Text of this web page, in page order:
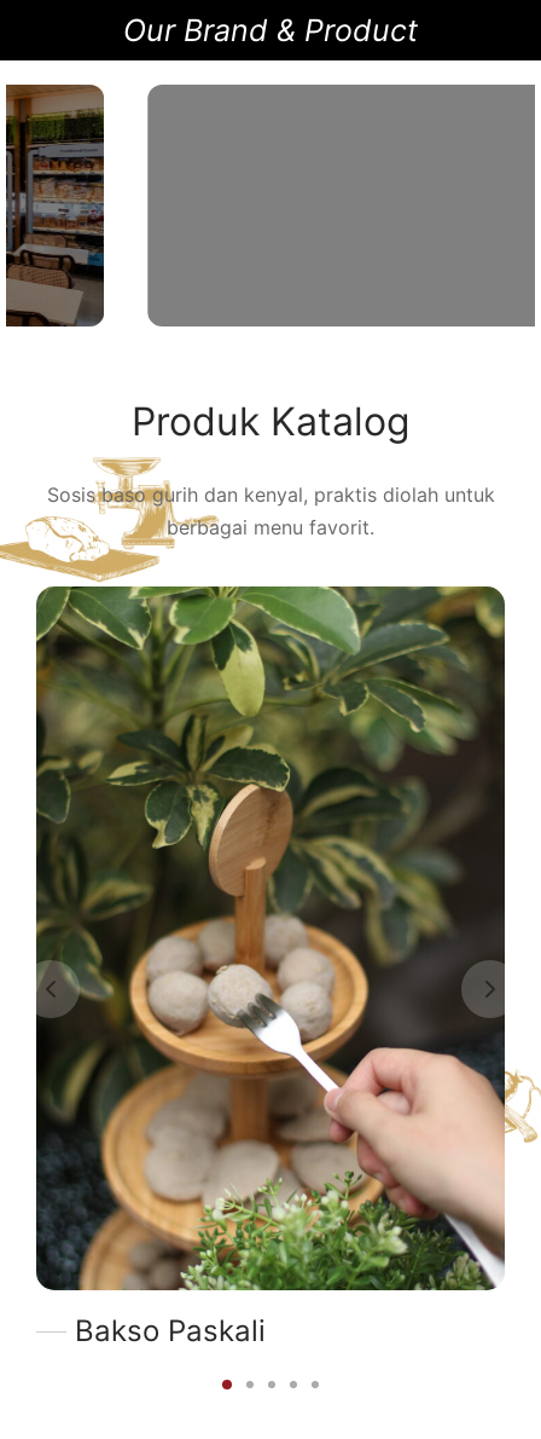
Our Brand & Product
Produk Katalog
Sosis baso gurih dan kenyal, praktis diolah untuk
berbagai menu favorit.
Bakso Paskali